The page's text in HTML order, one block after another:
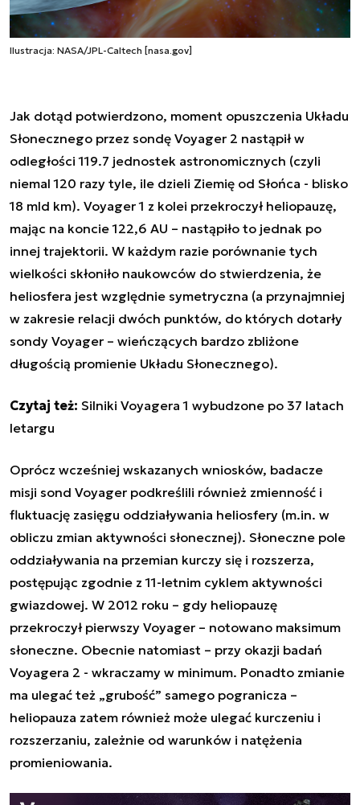
Ilustracja: NASA/JPL-Caltech [nasa.gov]
Jak dotąd potwierdzono, moment opuszczenia Układu
Słonecznego przez sondę Voyager 2 nastąpił w
odległości 119.7 jednostek astronomicznych (czyli
niemal 120 razy tyle, ile dzieli Ziemię od Słońca - blisko
18 mld km). Voyager 1 z kolei przekroczył heliopauzę,
mając na koncie 122,6 AU – nastąpiło to jednak po
innej trajektorii. W każdym razie porównanie tych
wielkości skłoniło naukowców do stwierdzenia, że
heliosfera jest względnie symetryczna (a przynajmniej
w zakresie relacji dwóch punktów, do których dotarły
sondy Voyager – wieńczących bardzo zbliżone
długością promienie Układu Słonecznego).
Czytaj też: Silniki Voyagera 1 wybudzone po 37 latach
letargu
Oprócz wcześniej wskazanych wniosków, badacze
misji sond Voyager podkreślili również zmienność i
fluktuację zasięgu oddziaływania heliosfery (m.in. w
obliczu zmian aktywności słonecznej). Słoneczne pole
oddziaływania na przemian kurczy się i rozszerza,
postępując zgodnie z 11-letnim cyklem aktywności
gwiazdowej. W 2012 roku – gdy heliopauzę
przekroczył pierwszy Voyager – notowano maksimum
słoneczne. Obecnie natomiast – przy okazji badań
Voyagera 2 - wkraczamy w minimum. Ponadto zmianie
ma ulegać też „grubość” samego pogranicza –
heliopauza zatem również może ulegać kurczeniu i
rozszerzaniu, zależnie od warunków i natężenia
promieniowania.